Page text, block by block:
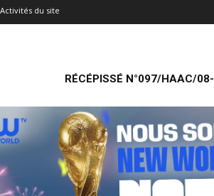
Activités du site
RÉCÉPISSÉ N°097/HAAC/